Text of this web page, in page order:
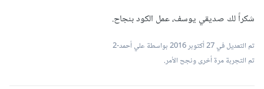
شكراً لك صديقي يوسف، عمل الكود بنجاح.
تم التعديل في27 أكتوبر 2016
بواسطة علي أحمد-2
تم التجربة مرة أخرى ونجح الأمر.